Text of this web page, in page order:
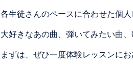
各生徒さんのペースに合わせた個人
大好きなあの曲、弾いてみたい曲
まずは、ぜひ一度体験レッスンにお